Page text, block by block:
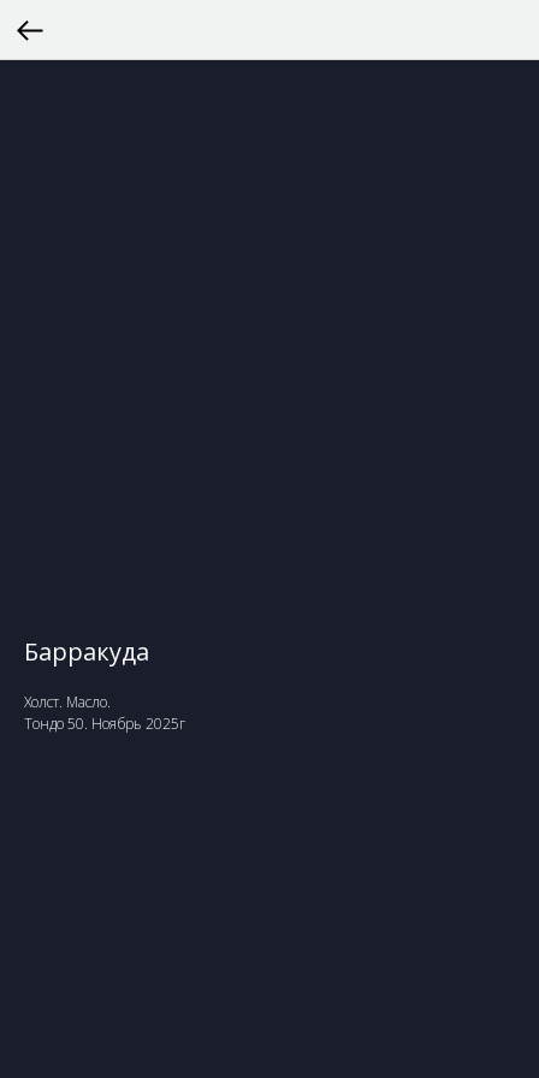
Барракуда
Холст. Масло.
Тондо 50. Ноябрь 2025г